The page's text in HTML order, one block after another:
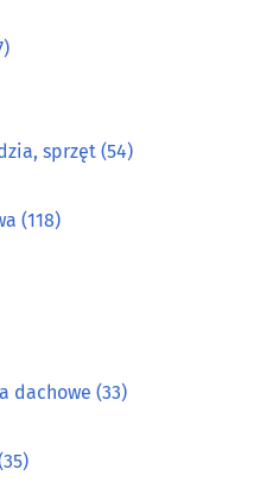
rusztowania
sprzęt (54)
(118)
dachowe (33)